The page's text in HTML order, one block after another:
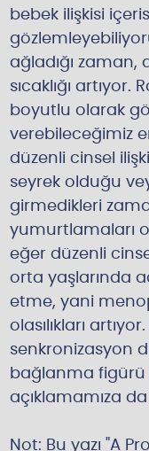
bebek ilişkisi
ağladığı
sıcaklığı
boyutlu olarak
verebileceğimiz
düzenli cinsel
seyrek olduğu
girmedikleri
yumurtlamaları
eğer düzenli
orta yaşlarında
etme, yani
olasılıkları
senkronizasyon
bağlanma figürü
açıklamamıza
Not: Bu yazı "A